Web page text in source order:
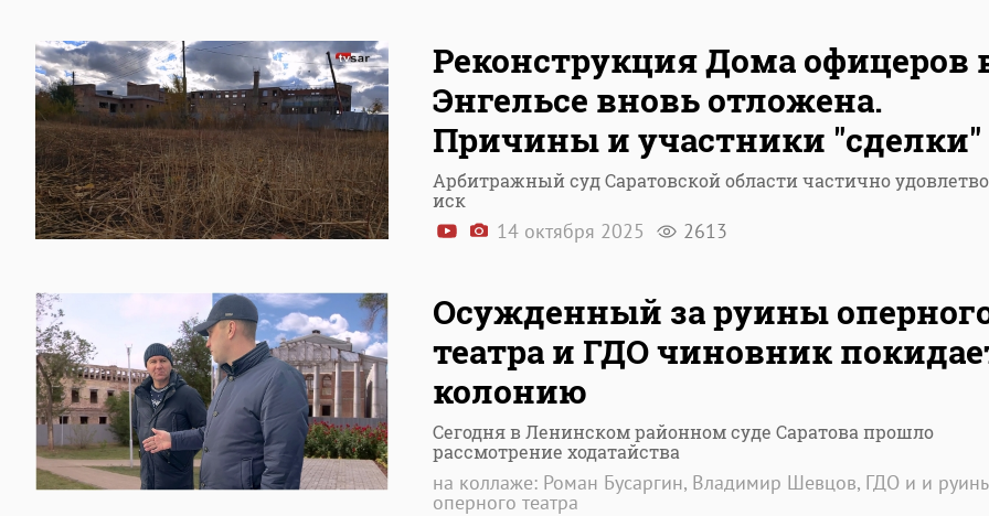
Реконструкция Дома офицеров
Энгельсе вновь отложена.
Причины и участники "сделки"
Арбитражный суд Саратовской области частично
иск
14 октября 2025 2613
Осужденный за руины
театра и ГДО чиновник
колонию
Сегодня в Ленинском районном суде Саратова прошло
рассмотрение ходатайства
на коллаже: Роман Бусаргин, Владимир Шевцов, ГДО и и
оперного театра